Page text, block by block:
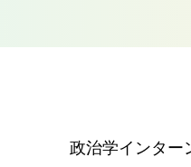
政治学インター